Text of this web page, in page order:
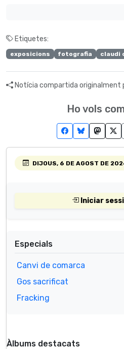
Etiquetes:
exposicions fotografia claudi
Notícia compartida originalment
Ho vols
DIJOUS, 6 DE AGOST DE
Iniciar
Especials
Canvi de comarca
Gos sacrificat
Fracking
Àlbums destacats